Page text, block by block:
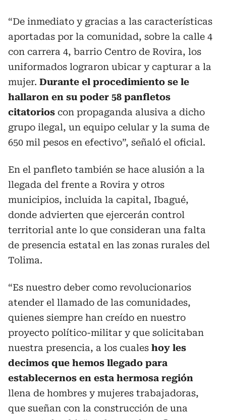
“De inmediato y gracias a las características
aportadas por la comunidad, sobre la calle 4
con carrera 4, barrio Centro de Rovira, los
uniformados lograron ubicar y capturar a la
mujer. Durante el procedimiento se le
hallaron en su poder 58 panfletos
citatorios con propaganda alusiva a dicho
grupo ilegal, un equipo celular y la suma de
650 mil pesos en efectivo”, señaló el oficial.
En el panfleto también se hace alusión a la
llegada del frente a Rovira y otros
municipios, incluida la capital, Ibagué,
donde advierten que ejercerán control
territorial ante lo que consideran una falta
de presencia estatal en las zonas rurales del
Tolima.
“Es nuestro deber como revolucionarios
atender el llamado de las comunidades,
quienes siempre han creído en nuestro
proyecto político-militar y que solicitaban
nuestra presencia, a los cuales hoy les
decimos que hemos llegado para
establecernos en esta hermosa región
llena de hombres y mujeres trabajadoras,
que sueñan con la construcción de una